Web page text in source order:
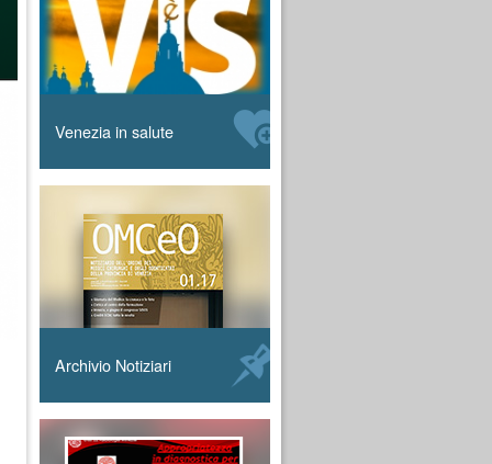
Venezia in salute
Archivio Notiziari